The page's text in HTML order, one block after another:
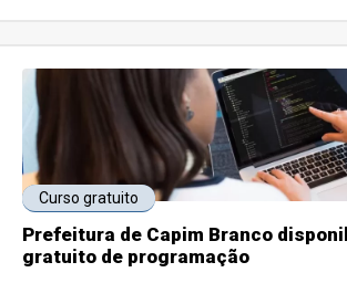
Curso gratuito
Prefeitura de Capim Branco
gratuito de programação